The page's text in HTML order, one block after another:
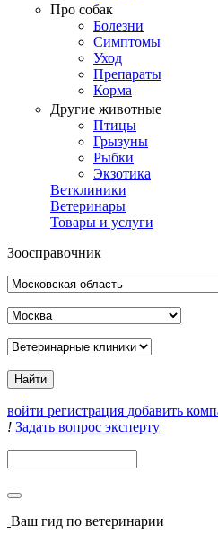
Про собак
Болезни
Симптомы
Уход
Препараты
Корма
Другие животные
Птицы
Грызуны
Рыбки
Экзотика
Ветклиники
Ветеринары
Товары и услуги
Зоосправочник
войти регистрация добавить
! Задать вопрос эксперту
Ваш гид по ветеринарии